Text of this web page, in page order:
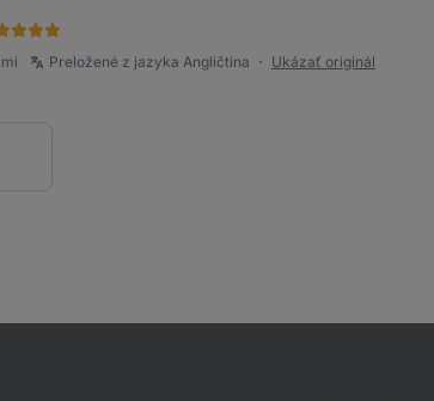
Preložené z jazyka Angličtina ●
Ukázať originál